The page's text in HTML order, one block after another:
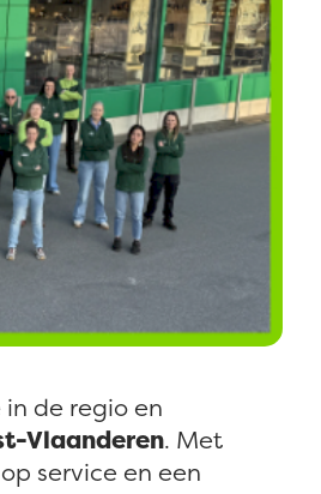
de regio en
Vlaanderen. Met
service en een